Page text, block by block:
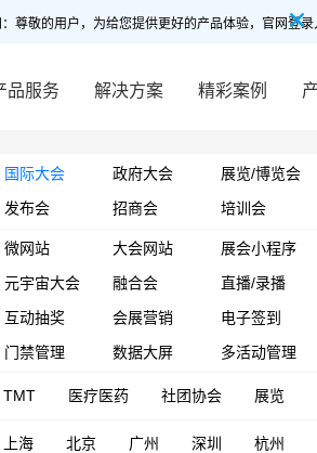
尊敬的用户，为给您提供更好的产品体验，官网登
品服务 解决方案 精彩案例
国际大会 政府大会
展览/博览会
发布会
招商会 培训会
微网站 大会网站
展会小程序
元宇宙大会
融合会
直播/录播
互动抽奖
会展营销
电子签到
门禁管理
数据大屏 多活动管理
TMT 医疗医药 社团协会 展览
上海 北京 广州 深圳 杭州